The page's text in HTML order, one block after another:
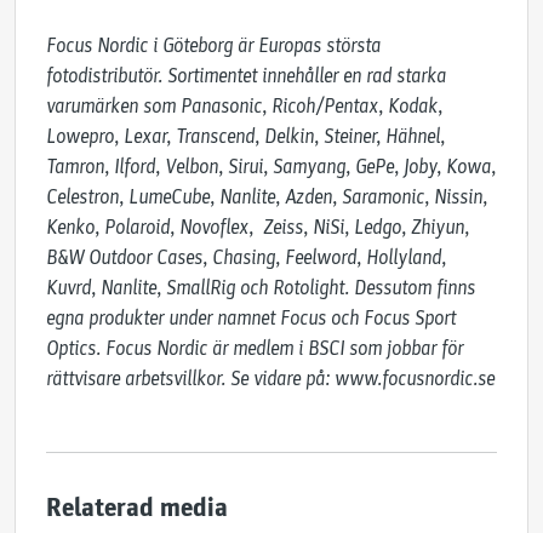
Focus Nordic i Göteborg är Europas största
fotodistributör. Sortimentet innehåller en rad starka
varumärken som Panasonic, Ricoh/Pentax, Kodak,
Lowepro, Lexar, Transcend, Delkin, Steiner, Hähnel,
Tamron, Ilford, Velbon, Sirui, Samyang, GePe, Joby, Kowa,
Celestron, LumeCube, Nanlite, Azden, Saramonic, Nissin,
Kenko, Polaroid, Novoflex,  Zeiss, NiSi, Ledgo, Zhiyun,
B&W Outdoor Cases, Chasing, Feelword, Hollyland,
Kuvrd, Nanlite, SmallRig och Rotolight. Dessutom finns
egna produkter under namnet Focus och Focus Sport
Optics. Focus Nordic är medlem i BSCI som jobbar för
rättvisare arbetsvillkor. Se vidare på: www.focusnordic.se
Relaterad media